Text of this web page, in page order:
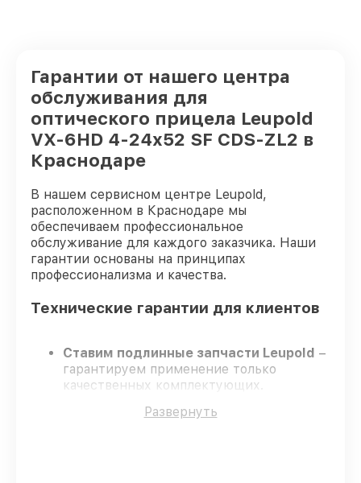
Гарантии от нашего центра
обслуживания для
оптического прицела Leupold
VX-6HD 4-24x52 SF CDS-ZL2 в
Краснодаре
В нашем сервисном центре Leupold,
расположенном в Краснодаре мы
обеспечиваем профессиональное
обслуживание для каждого заказчика. Наши
гарантии основаны на принципах
профессионализма и качества.
Технические гарантии для клиентов
Ставим подлинные запчасти Leupold –
гарантируем применение только
качественных комплектующих.
жёсткий контроль знаний и навыков, что
Развернуть